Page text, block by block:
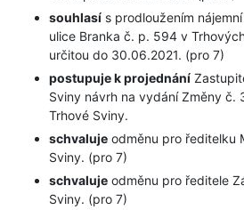
souhlasí s prodloužením
ulice Branka č. p. 594 v
určitou do 30.06.2021. (pro 7)
postupuje k projednání
Sviny návrh na vydání Změny č.
Trhové Sviny.
schvaluje odměnu pro ředitelku
Sviny. (pro 7)
schvaluje odměnu pro ředitele
Sviny. (pro 7)